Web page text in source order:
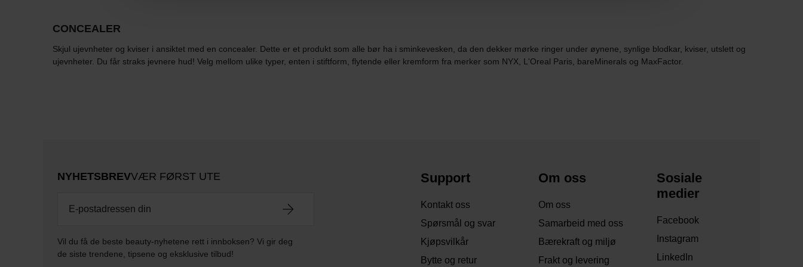
CONCEALER
Skjul ujevnheter og kviser i ansiktet med en concealer. Dette er et produkt som alle bør ha i sminkevesken, da den dekker mørke ringer under øynene, synlige blodkar, kviser, utslett og
ujevnheter. Du får straks jevnere hud! Velg mellom ulike typer, enten i stiftform, flytende eller kremform fra merker som NYX, L'Oreal Paris, bareMinerals og MaxFactor.
NYHETSBREVVÆR FØRST UTE
Vil du få de beste beauty-nyhetene rett i innboksen? Vi gir deg
de siste trendene, tipsene og eksklusive tilbud!
Support
Kontakt oss
Spørsmål og svar
Kjøpsvilkår
Bytte og retur
Om oss
Om oss
Samarbeid med oss
Bærekraft og miljø
Frakt og levering
Sosiale
medier
Facebook
Instagram
LinkedIn